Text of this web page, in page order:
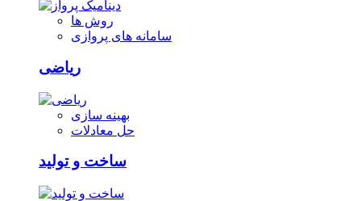
روش ها
سامانه های پروازی
ریاضی
بهینه سازی
حل معادلات
ساخت و تولید